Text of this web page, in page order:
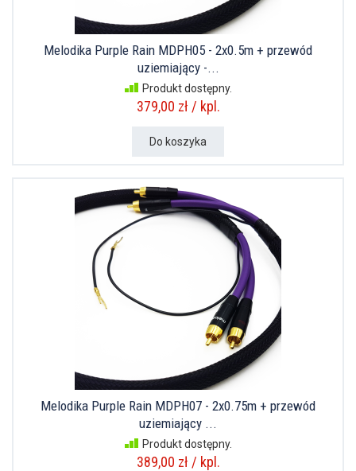
Melodika Purple Rain MDPH05 - 2x0.5m + przewód
uziemiający -...
Produkt dostępny.
379,00 zł / kpl.
Do koszyka
Melodika Purple Rain MDPH07 - 2x0.75m + przewód
uziemiający ...
Produkt dostępny.
389,00 zł / kpl.